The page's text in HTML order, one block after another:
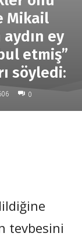
Mikail
ey
etmiş”
söyledi:
0
tevbesini